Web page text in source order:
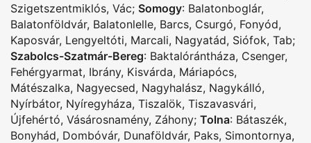
Szigetszentmiklós, Vác; Somogy: Balatonboglár,
Balatonföldvár, Balatonlelle, Barcs, Csurgó, Fonyód,
Kaposvár, Lengyeltóti, Marcali, Nagyatád, Siófok, Tab;
Szabolcs-Szatmár-Bereg: Baktalórántháza, Csenger,
Fehérgyarmat, Ibrány, Kisvárda, Máriapócs,
Mátészalka, Nagyecsed, Nagyhalász, Nagykálló,
Nyírbátor, Nyíregyháza, Tiszalök, Tiszavasvári,
Újfehértó, Vásárosnamény, Záhony; Tolna: Bátaszék,
Bonyhád, Dombóvár, Dunaföldvár, Paks, Simontornya,